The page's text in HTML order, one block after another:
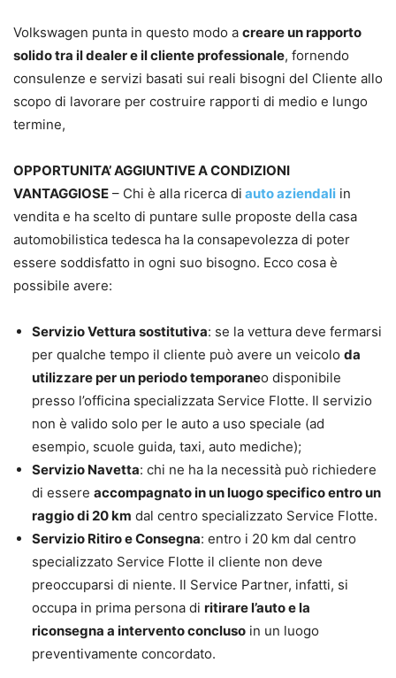
Volkswagen punta in questo modo a creare un rapporto
solido tra il dealer e il cliente professionale, fornendo
consulenze e servizi basati sui reali bisogni del Cliente allo
scopo di lavorare per costruire rapporti di medio e lungo
termine,
OPPORTUNITA’ AGGIUNTIVE A CONDIZIONI
VANTAGGIOSE – Chi è alla ricerca di auto aziendali in
vendita e ha scelto di puntare sulle proposte della casa
automobilistica tedesca ha la consapevolezza di poter
essere soddisfatto in ogni suo bisogno. Ecco cosa è
possibile avere:
Servizio Vettura sostitutiva: se la vettura deve fermarsi
per qualche tempo il cliente può avere un veicolo da
utilizzare per un periodo temporaneo disponibile
presso l’officina specializzata Service Flotte. Il servizio
non è valido solo per le auto a uso speciale (ad
esempio, scuole guida, taxi, auto mediche);
Servizio Navetta: chi ne ha la necessità può richiedere
di essere accompagnato in un luogo specifico entro un
raggio di 20 km dal centro specializzato Service Flotte.
Servizio Ritiro e Consegna: entro i 20 km dal centro
specializzato Service Flotte il cliente non deve
preoccuparsi di niente. Il Service Partner, infatti, si
occupa in prima persona di ritirare l’auto e la
riconsegna a intervento concluso in un luogo
preventivamente concordato.